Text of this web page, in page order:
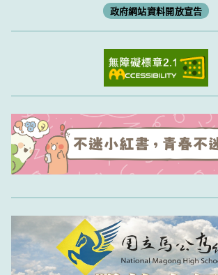
政府網站資料開放宣告